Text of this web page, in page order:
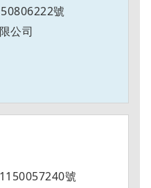
號
公司
號